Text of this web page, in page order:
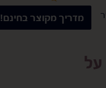
מדריך מקוצר בחינם!